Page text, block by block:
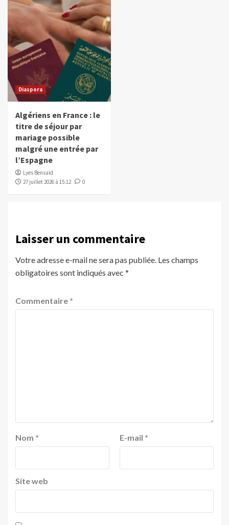
Diaspora
Algériens en France : le
titre de séjour par
mariage possible
malgré une entrée par
l’Espagne
Lyes Bensaïd
27 juillet 2026 à 15:12
0
Laisser un commentaire
Votre adresse e-mail ne sera pas publiée. Les champs
obligatoires sont indiqués avec *
Commentaire *
Nom * E-mail *
Site web